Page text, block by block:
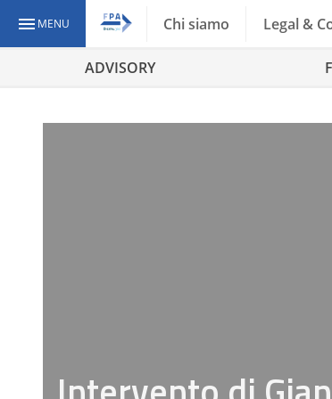
MENU Chi siamo Legal &
ADVISORY